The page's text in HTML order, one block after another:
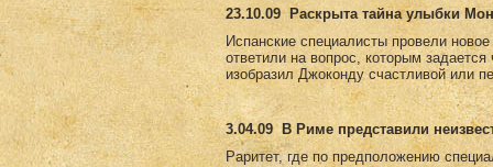
23.10.09
Раскрыта тайна улыбки
Испанские специалисты провели
ответили на вопрос, которым
изобразил Джоконду счастливой или
3.04.09 В Риме представили
Раритет, где по предположению